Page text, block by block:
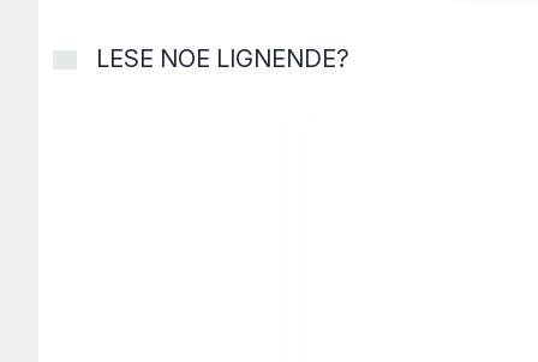
LESE NOE LIGNENDE?